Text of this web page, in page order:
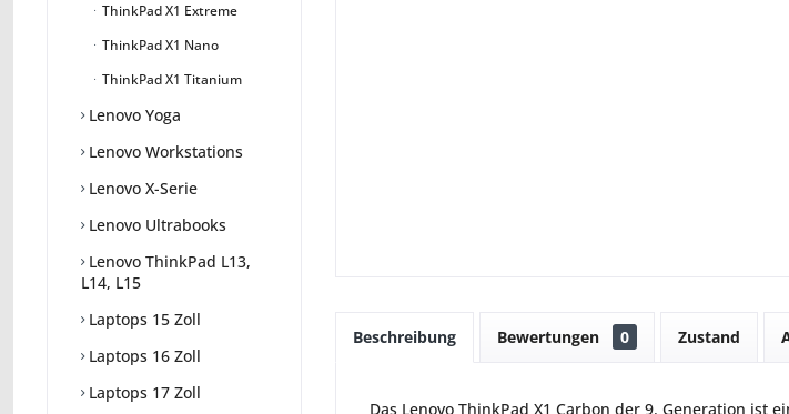
ThinkPad X1 Extreme
ThinkPad X1 Nano
ThinkPad X1 Titanium
Lenovo Yoga
Lenovo Workstations
Lenovo X-Serie
Lenovo Ultrabooks
Lenovo ThinkPad L13,
L14, L15
Laptops 15 Zoll
Laptops 16 Zoll
Laptops 17 Zoll
Beschreibung Bewertungen 0 Zustand
Das Lenovo ThinkPad X1 Carbon der 9. Generation